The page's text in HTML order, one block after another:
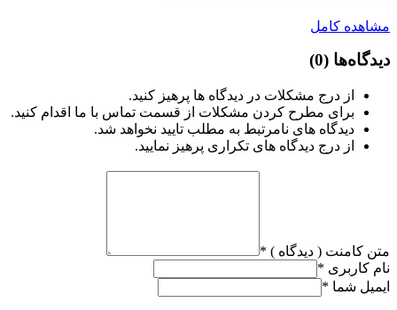
مشاهده کامل
دیدگاه‌ها (0)
از درج مشکلات در دیدگاه ها پرهیز کنید.
برای مطرح کردن مشکلات از قسمت تماس با ما اقدام کنید.
دیدگاه های نامرتبط به مطلب تایید نخواهد شد.
از درج دیدگاه های تکراری پرهیز نمایید.
متن کامنت ( دیدگاه ) *
نام کاربری *
ایمیل شما *